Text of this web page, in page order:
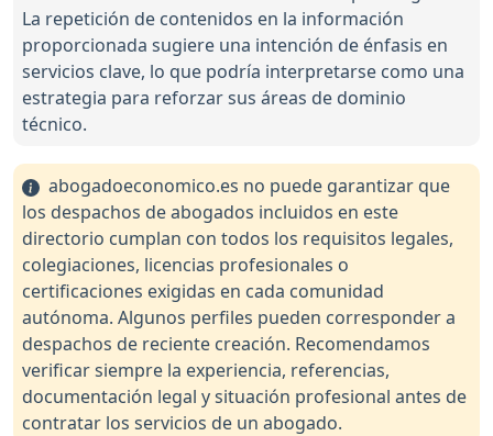
La repetición de contenidos en la información
proporcionada sugiere una intención de énfasis en
servicios clave, lo que podría interpretarse como una
estrategia para reforzar sus áreas de dominio
técnico.
abogadoeconomico.es no puede garantizar que
los despachos de abogados incluidos en este
directorio cumplan con todos los requisitos legales,
colegiaciones, licencias profesionales o
certificaciones exigidas en cada comunidad
autónoma. Algunos perfiles pueden corresponder a
despachos de reciente creación. Recomendamos
verificar siempre la experiencia, referencias,
documentación legal y situación profesional antes de
contratar los servicios de un abogado.